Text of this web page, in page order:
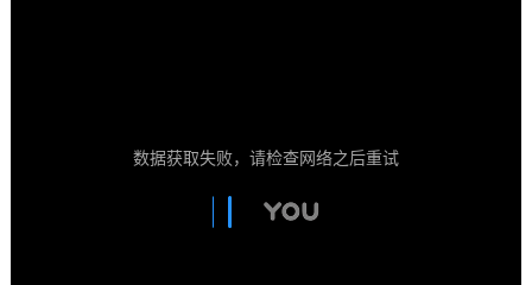
数据获取失败，请检查网络之后重试